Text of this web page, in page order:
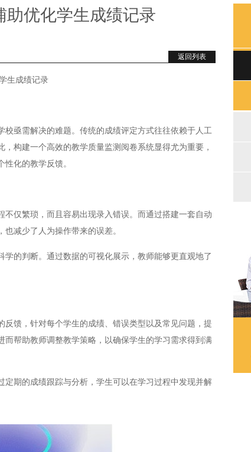
助优化学生成绩记录
返回列表
生成绩记录
亟需解决的难题。传统的成绩评定方式往往依赖于人工
构建一个高效的教学质量监测阅卷系统显得尤为重要，
化的教学反馈。
仅繁琐，而且容易出现录入错误。而通过搭建一套自动
减少了人为操作带来的误差。
的判断。通过数据的可视化展示，教师能够更直观地了
馈，针对每个学生的成绩、错误类型以及常见问题，提
帮助教师调整教学策略，以确保学生的学习需求得到满
期的成绩跟踪与分析，学生可以在学习过程中发现并解